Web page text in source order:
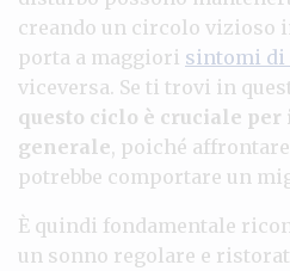
creando un circolo vizioso
porta a maggiori sintomi di
viceversa. Se ti trovi in
questo ciclo è cruciale per
generale, poiché
potrebbe comportare un
È quindi fondamentale
un sonno regolare e